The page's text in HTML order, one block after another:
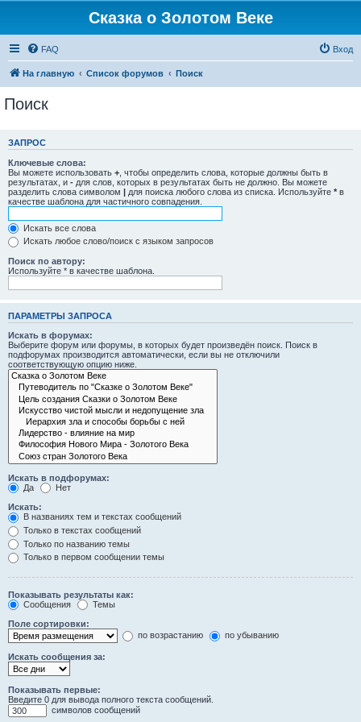
Сказка о Золотом Веке
FAQ Вход
На главную Список форумов Поиск
Поиск
ЗАПРОС
Ключевые слова:
Вы можете использовать + , чтобы определить слова, которые должны быть в
результатах, и - для слов, которых в результатах быть не должно. Вы можете
разделить слова символом | для поиска любого слова из списка. Используйте * в
качестве шаблона для частичного совпадения.
Искать все слова
Искать любое слово/поиск с языком запросов
Поиск по автору:
Используйте * в качестве шаблона.
ПАРАМЕТРЫ ЗАПРОСА
Искать в форумах:
Выберите форум или форумы, в которых будет произведён поиск. Поиск в
подфорумах производится автоматически, если вы не отключили
соответствующую опцию ниже.
Искать в подфорумах:
Да
Нет
Искать:
В названиях тем и текстах сообщений
Только в текстах сообщений
Только по названию темы
Только в первом сообщении темы
Показывать результаты как:
Сообщения
Темы
Поле сортировки:
по возрастанию
по убыванию
Искать сообщения за:
Показывать первые:
Введите 0 для вывода полного текста сообщений.
символов сообщений